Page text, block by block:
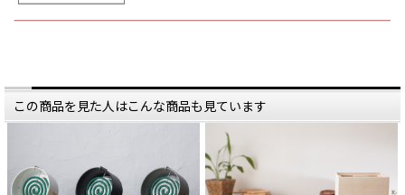
もの屋便り #三重県四日市市 #萬古
焼 #かもしか道具店 蚊やりスタンド、２種類がありま
けれど、ただの定番で終わらせない
のが
かもしか道具店。
一般的に、蚊やりブタは
効率よく生産するため、鼻と背中部
分だけが
色付けられているものが多いです
が、
この商品を見た人はこんな商品も見ています